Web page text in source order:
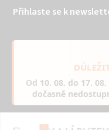
Přihlaste se k
Od 10. 08. do 17. 08.
dočasně